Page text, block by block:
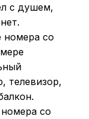
с душем,
номера со
телевизор,
со